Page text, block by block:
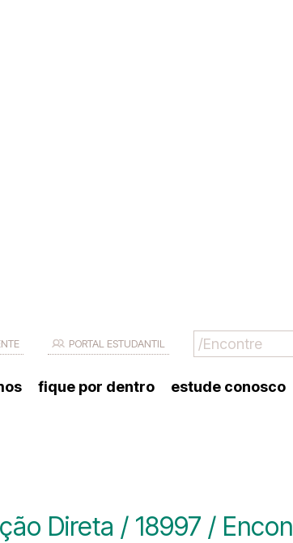
PORTAL ESTUDANTIL
fique por dentro estude conosco
Direta / 18997 /